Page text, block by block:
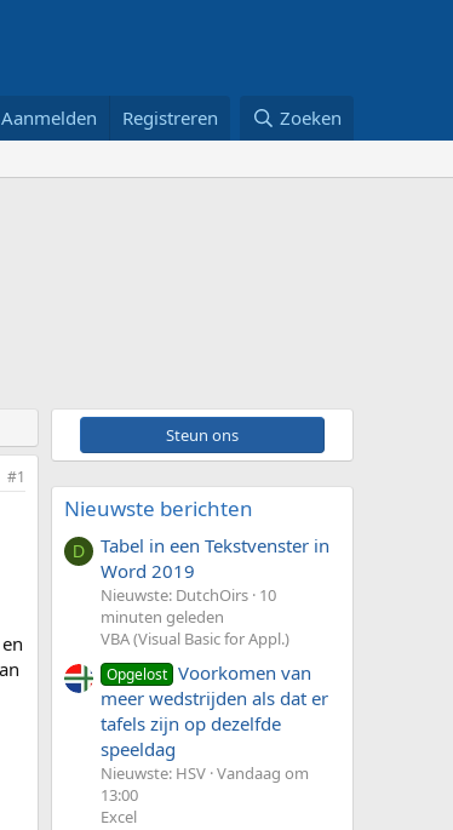
Aanmelden Registreren Zoeken
#1
Steun ons
Nieuwste berichten
D
Tabel in een Tekstvenster in
Word 2019
Nieuwste: DutchOirs 10
minuten geleden
VBA (Visual Basic for Appl.)
Opgelost Voorkomen van
meer wedstrijden als dat er
tafels zijn op dezelfde
speeldag
Nieuwste: HSV Vandaag om
13:00
Excel